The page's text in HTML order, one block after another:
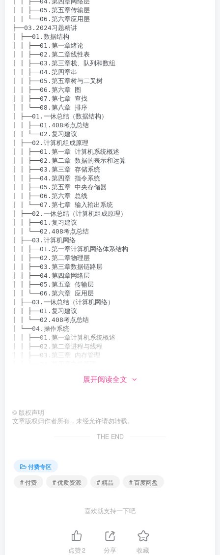
| | ├──05.第五章传输层
| | └──06.第六章应用层
├──03.2024习题精讲
| ├──01.数据结构
| | ├──01.第一章绪论
| | ├──02.第二章线性表
| | ├──03.第三章栈、队列和数组
| | ├──04.第四章串
| | ├──05.第五章树与二叉树
| | ├──06.第六章 图
| | ├──07.第七章 查找
| | └──08.第八章 排序
| ├──01.一休总结（数据结构）
| | ├──01.408考点总结
| | └──02.复习建议
| ├──02.计算机组成原理
| | ├──01.第一章 计算机系统概述
| | ├──02.第二章 数据的表示和运算
| | ├──03.第三章 存储系统
| | ├──04.第四章 指令系统
| | ├──05.第五章 中央存储器
| | ├──06.第六章 总线
| | └──07.第七章 输入输出系统
| ├──02.一休总结（计算机组成原理）
| | ├──01.复习建议
| | └──02.408考点总结
| ├──03.计算机网络
| | ├──01.第一章计算机网络体系结构
| | ├──02.第二章物理层
| | ├──03.第三章数据链路层
| | ├──04.第四章网络层
| | ├──05.第五章 传输层
| | └──06.第六章 应用层
| ├──03.一休总结（计算机网络）
| | ├──01.复习建议
| | └──02.408考点总结
| └──04.操作系统
| | ├──01.第一章计算机系统概述
| | ├──02.第二章进程与线程
| | ├──03.第三章 内存管理
├──05.2024强化阶段
| ├──01.数据结构
| | ├──01.数据结构大题备考指南、.mp4 1.02G
| | ├──02.应用题考法解构- 无水印PDF、.pdf 1.12M
| | ├──04.DS强化直播_P3、.pdf 4.95M
| | ├──04.P4.直播-数据结构大题带练和答疑、.mp4 599.70M
| | ├──05.P5. 录播_快速排序1(对应打卡表2.2.1)- 无水印PDF
| | ├──05.算法题备考、.pdf 313.78kb
| | ├──07.算法2.2.4_快排实战_2013真题41、.mp4 36.90M
| | ├──08.算法2.2.5_快排实战_2018真题41、.mp4 38.67M
| | ├──09.算法2.2.6_快排实战_2016真题43、.mp4 28.01M
展开阅读全文
© 版权声明
文章版权归作者所有，未经允许请勿转载。
THE END
付费专区
# 付费
# 优质资源 # 精品 # 百度网盘
喜欢就支持一下吧
点赞2 分享 收藏